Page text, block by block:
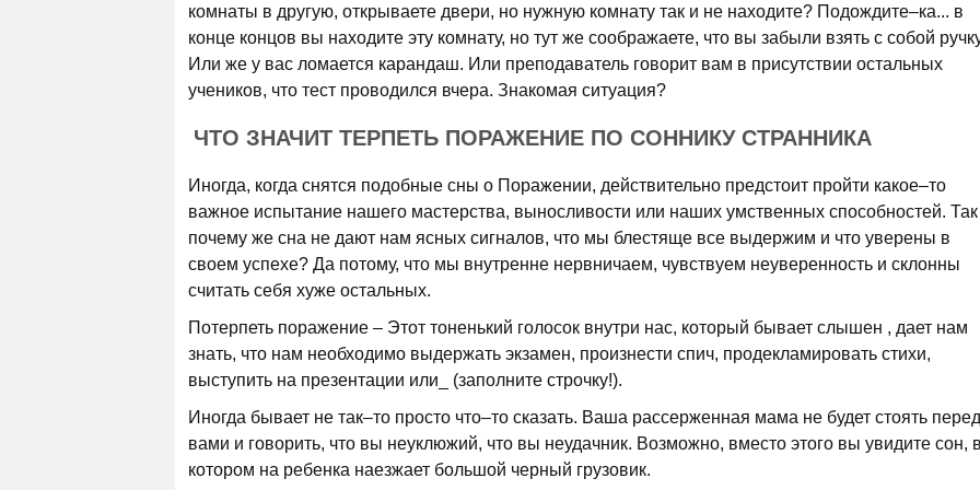
комнаты в другую, открываете двери, но нужную комнату так и не находите? Подождите–ка... в
конце концов вы находите эту комнату, но тут же соображаете, что вы забыли взять с собой
Или же у вас ломается карандаш. Или преподаватель говорит вам в присутствии остальных
учеников, что тест проводился вчера. Знакомая ситуация?
ЧТО ЗНАЧИТ ТЕРПЕТЬ ПОРАЖЕНИЕ ПО СОННИКУ СТРАННИКА
Иногда, когда снятся подобные сны о Поражении, действительно предстоит пройти какое–то
важное испытание нашего мастерства, выносливости или наших умственных способностей. Так
почему же сна не дают нам ясных сигналов, что мы блестяще все выдержим и что уверены в
своем успехе? Да потому, что мы внутренне нервничаем, чувствуем неуверенность и склонны
считать себя хуже остальных.
Потерпеть поражение – Этот тоненький голосок внутри нас, который бывает слышен , дает нам
знать, что нам необходимо выдержать экзамен, произнести спич, продекламировать стихи,
выступить на презентации или_ (заполните строчку!).
Иногда бывает не так–то просто что–то сказать. Ваша рассерженная мама не будет стоять перед
вами и говорить, что вы неуклюжий, что вы неудачник. Возможно, вместо этого вы увидите сон, в
котором на ребенка наезжает большой черный грузовик.